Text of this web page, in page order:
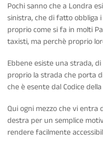
Pochi sanno che a Londra
sinistra, che di fatto obbliga
proprio come si fa in molti
taxisti, ma perchè proprio
Ebbene esiste una strada,
proprio la strada che porta
che è esente dal Codice
Qui ogni mezzo che vi
destra per un semplice
rendere facilmente